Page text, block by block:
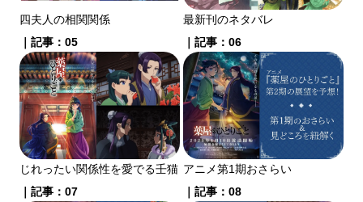
四夫人の相関関係
最新刊のネタバレ
｜記事：05
じれったい関係性を愛でる壬猫
｜記事：06
アニメ第1期おさらい
｜記事：07
｜記事：08